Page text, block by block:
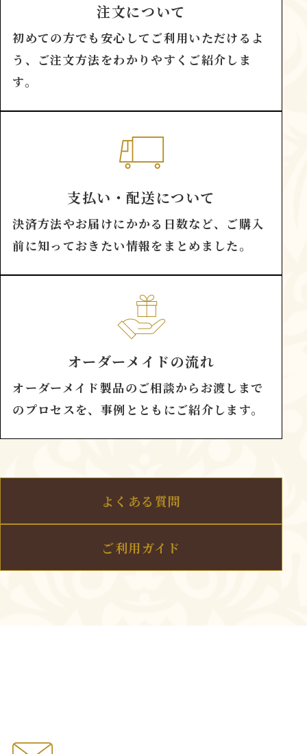
注文について
初めての方でも安心してご利用いただけるよ
う、ご注文方法をわかりやすくご紹介しま
す。
支払い・配送について
決済方法やお届けにかかる日数など、ご購入
前に知っておきたい情報をまとめました。
オーダーメイドの流れ
オーダーメイド製品のご相談からお渡しまで
のプロセスを、事例とともにご紹介します。
よくある質問
ご利用ガイド